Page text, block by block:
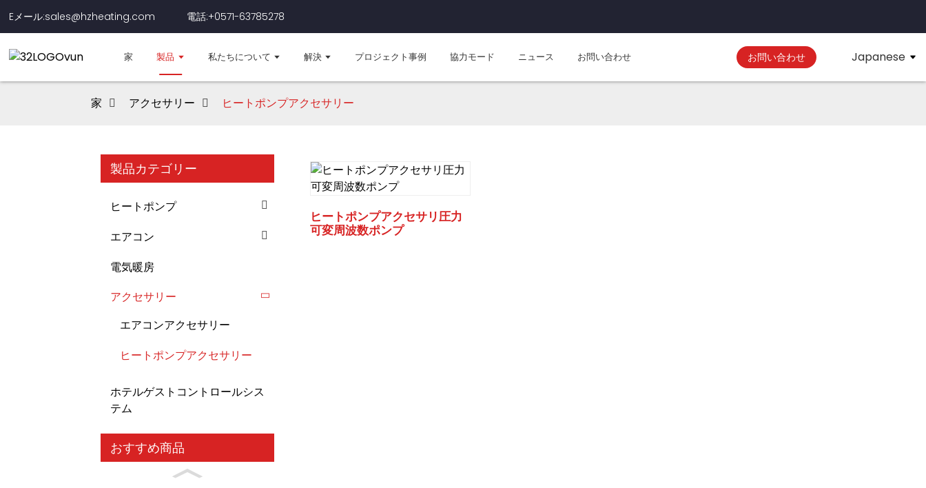
Eメール:sales@hzheating.com 電話:+0571-63785278
家 製品 私たちについて 解決 プロジェクト事例 協力モード ニュース お問い合わせ お問い合わせ Japanese
家 アクセサリー ヒートポンプアクセサリー
製品カテゴリー
ヒートポンプ
エアコン
電気暖房
アクセサリー
エアコンアクセサリー
ヒートポンプアクセサリー
ホテルゲストコントロールシス
テム
おすすめ商品
ヒートポンプアクセサリ圧力
可変周波数ポンプ